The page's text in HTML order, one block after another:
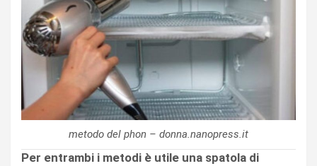
metodo del phon – donna.nanopress.it
Per entrambi i metodi è utile una spatola di